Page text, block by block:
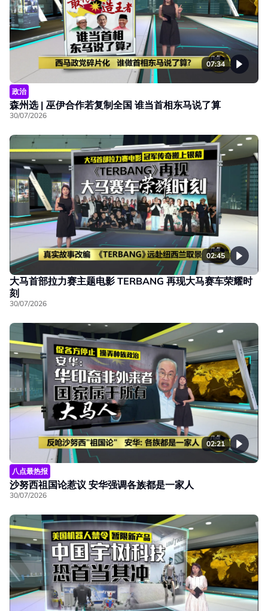
07:34
政治
森州选 | 巫伊合作若复制全国 谁当首相东马说了算
30/07/2026
02:45
大马首部拉力赛主题电影 TERBANG 再现大马赛车荣耀时
刻
30/07/2026
02:21
八点最热报
沙努西祖国论惹议 安华强调各族都是一家人
30/07/2026